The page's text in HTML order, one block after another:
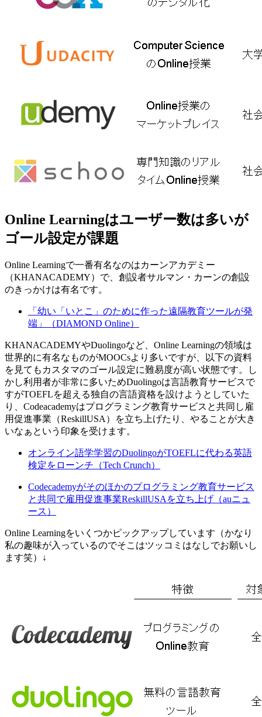
Online Learningはユーザー数は多いが
ゴール設定が課題
Online Learningで一番有名なのはカーンアカデミー
（KHANACADEMY）で、創設者サルマン・カーンの創設
のきっかけは有名です。
「幼い「いとこ」のために作った遠隔教育ツールが発
端」（DIAMOND Online）
KHANACADEMYやDuolingoなど、Online Learningの領域は
世界的に有名なものがMOOCsより多いですが、以下の資料
を見てもカスタマのゴール設定に難易度が高い状態です。し
かし利用者が非常に多いためDuolingoは言語教育サービスで
すがTOEFLを超える独自の言語資格を設けようとしていた
り、Codeacademyはプログラミング教育サービスと共同し雇
用促進事業（ReskillUSA）を立ち上げたり、やることが大き
いなぁという印象を受けます。
オンライン語学学習のDuolingoがTOEFLに代わる英語
検定をローンチ（Tech Crunch）
Codecademyがそのほかのプログラミング教育サービス
と共同で雇用促進事業ReskillUSAを立ち上げ（auニュ
ース）
Online Learningをいくつかピックアップしています（かなり
私の趣味が入っているのでそこはツッコミはなしでお願いし
ます笑）↓